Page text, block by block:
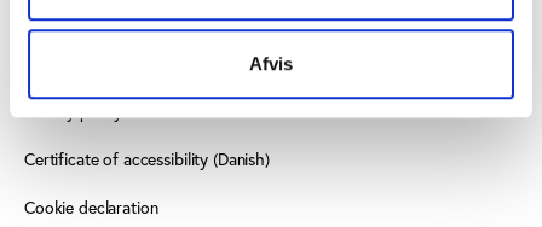
Afvis
Find employee
Certificate of accessibility (Danish)
Cookie declaration